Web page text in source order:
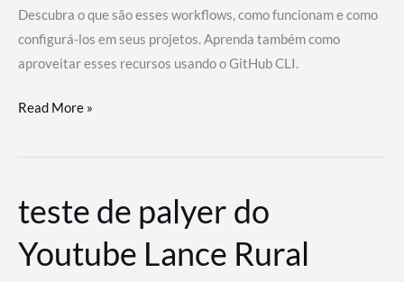
Descubra o que são esses workflows, como funcionam e como
configurá-los em seus projetos. Aprenda também como
aproveitar esses recursos usando o GitHub CLI.
GitHub
revoluciona
de
trabalho
com
Read More »
teste de palyer do
Youtube Lance Rural